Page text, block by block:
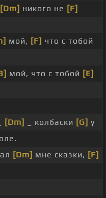
[Dm] никого не [F]
мой, [F] что с тобой
мой, что с тобой [E]
[Dm] _ колбаски [G] у
[Dm] мне сказки, [F]